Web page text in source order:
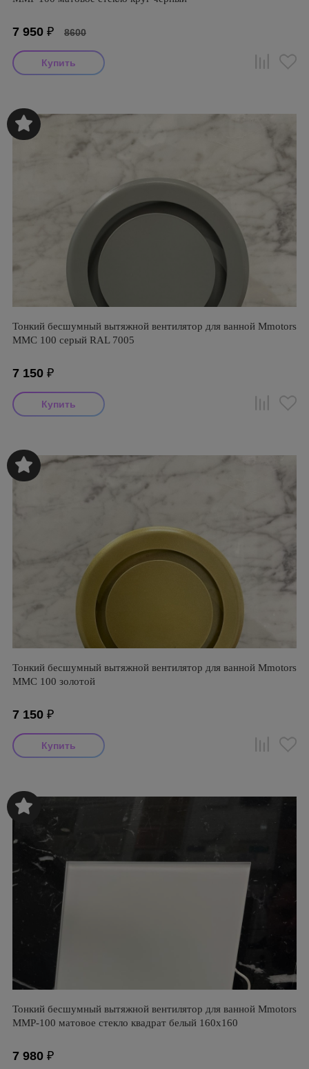
7 950 ₽ 8600
Тонкий бесшумный вытяжной вентилятор для ванной Mmotors
ММC 100 серый RAL 7005
7 150 ₽
Тонкий бесшумный вытяжной вентилятор для ванной Mmotors
ММC 100 золотой
7 150 ₽
Тонкий бесшумный вытяжной вентилятор для ванной Mmotors
ММР-100 матовое стекло квадрат белый 160х160
7 980 ₽